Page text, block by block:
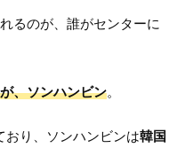
るのが、誰がセンターに
、ソンハンビン。
おり、ソンハンビンは韓国